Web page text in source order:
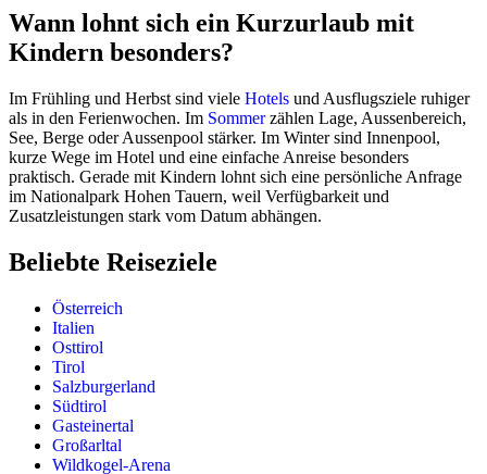
Wann lohnt sich ein Kurzurlaub mit
Kindern besonders?
Im Frühling und Herbst sind viele Hotels und Ausflugsziele ruhiger
als in den Ferienwochen. Im Sommerzählen Lage, Aussenbereich,
See, Berge oder Aussenpool stärker. Im Winter sind Innenpool,
kurze Wege im Hotel und eine einfache Anreise besonders
praktisch. Gerade mit Kindern lohnt sich eine persönliche Anfrage
im Nationalpark Hohen Tauern, weil Verfügbarkeit und
Zusatzleistungen stark vom Datum abhängen.
Beliebte Reiseziele
Österreich
Italien
Osttirol
Tirol
Salzburgerland
Südtirol
Gasteinertal
Großarltal
Wildkogel-Arena